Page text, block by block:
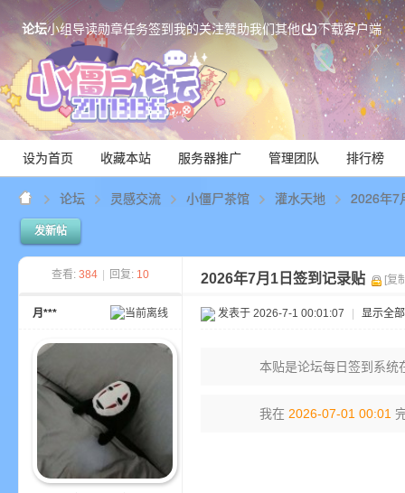
论坛小组导读勋章任务签到我的关注赞助我们其他 下载客户端
设为首页 收藏本站 服务器推广 管理团队 排行榜
论坛 灵感交流 小僵尸茶馆 灌水天地 2026年7
发新帖
查看: 384 回复: 10 2026年7月1日签到记录贴 [复
月*** 发表于 2026-7-1 00:01:07 显示全
本贴是论坛每日签到系统
我在 2026-07-01 00:01